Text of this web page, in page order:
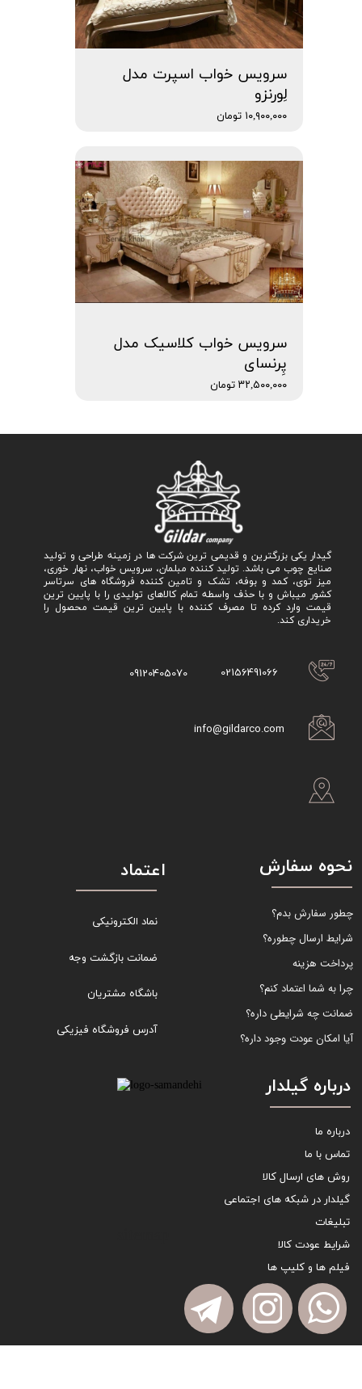
سرویس خواب اسپرت مدل
لِورنزو
۱۰,۹۰۰,۰۰۰ تومان
سرویس خواب کلاسیک مدل
پِرنسای
۳۲,۵۰۰,۰۰۰ تومان
گیدار یکی بزرگترین و قدیمی ترین شرکت ها در زمینه طراحی و تولید
صنایع چوب می باشد. تولید کننده مبلمان، سرویس خواب، نهار خوری،
میز توی، کمد و بوفه، تشک و تامین کننده فروشگاه های سرتاسر
کشور میباش و با حذف واسطه تمام کالاهای تولیدی را با پایین ترین
قیمت وارد کرده تا مصرف کننده با پایین ترین قیمت محصول را
خریداری کند.
02156491066
09120405070
info@gildarco.com
نحوه سفارش
چطور سفارش بدم؟
شرایط ارسال چطوره؟
پرداخت هزینه
چرا به شما اعتماد کنم؟
ضمانت چه شرایطی داره؟
آیا امکان عودت وجود داره؟
اعتماد
نماد الکترونیکی
ضمانت بازگشت وجه
باشگاه مشتریان
آدرس فروشگاه فیزیکی
درباره گیلدار
درباره ما
تماس با ما
روش های ارسال کالا
گیلدار در شبکه های اجتماعی
تبلیغات
شرایط عودت کالا
فیلم ها و کلیپ ها